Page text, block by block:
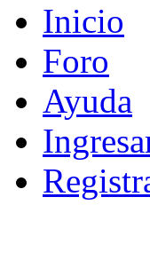
Inicio
Foro
Ayuda